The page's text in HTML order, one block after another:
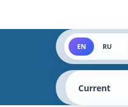
EN RU
Current